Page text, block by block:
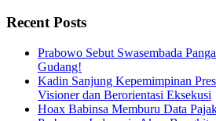
for:
Recent Posts
Prabowo Sebut Swasembada
Gudang!
Kadin Sanjung Kepemimpinan
Visioner dan Berorientasi Eksekusi
Hoax Babinsa Memburu Data